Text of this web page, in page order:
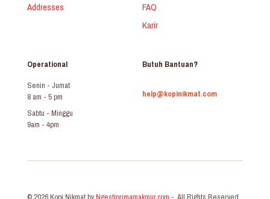
Addresses
FAQ
Karir
Operational
Senin - Jumat
8 am - 5 pm
Sabtu - Minggu
9am - 4pm
Butuh Bantuan?
help@kopinikmat.com
© 2026 Kopi Nikmat byNgestiprimamakmur.com - All Rights Reserved